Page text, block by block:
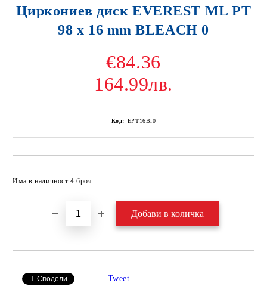
Циркониев диск EVEREST ML PT
98 x 16 mm BLEACH 0
€84.36
164.99лв.
Код: EPT16Bl0
Има в наличност 4 броя
Сподели Tweet